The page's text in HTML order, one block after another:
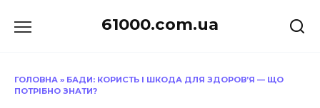
до
61000.com.ua
ГОЛОВНА » БАДИ: КОРИСТЬ І ШКОДА ДЛЯ ЗДОРОВ’Я — ЩО
ПОТРІБНО ЗНАТИ?